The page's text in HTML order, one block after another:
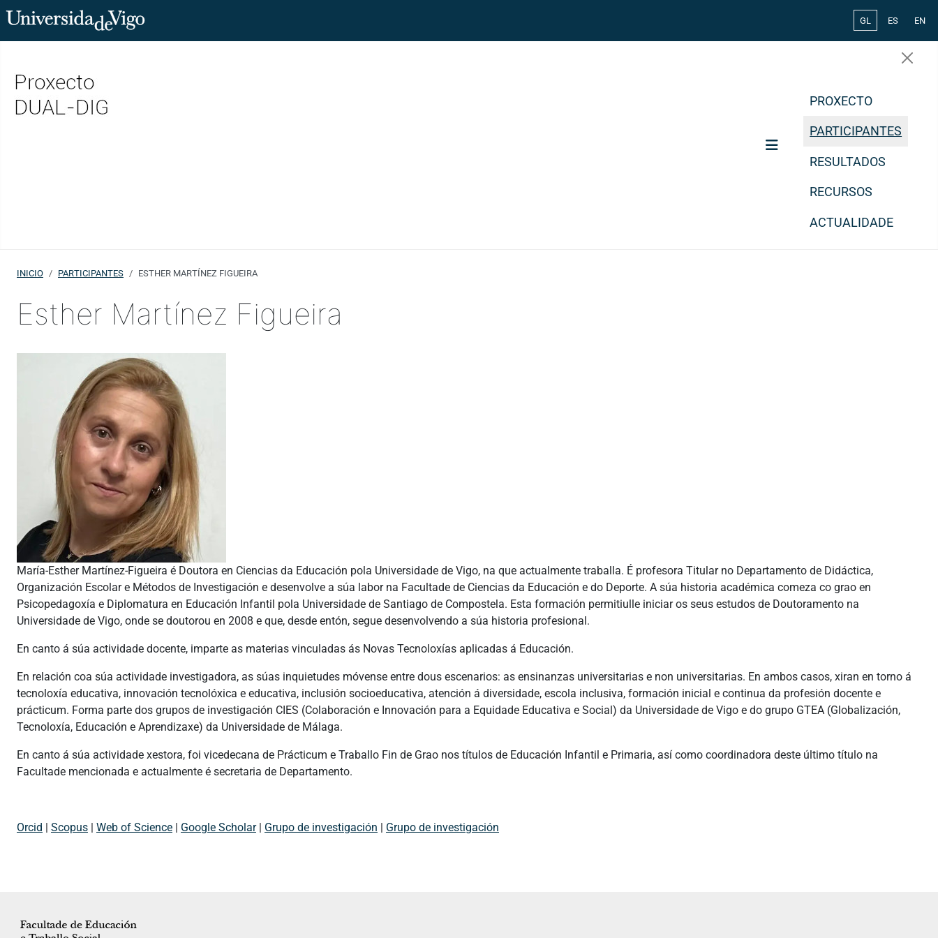
Select your
GL ES EN
PROXECTO
PARTICIPANTES
RESULTADOS
RECURSOS
ACTUALIDADE
INICIO PARTICIPANTES ESTHER MARTÍNEZ FIGUEIRA
Esther Martínez Figueira
María-Esther Martínez-Figueira é Doutora en Ciencias da Educación pola Universidade de Vigo, na que actualmente traballa. É profesora Titular no Departamento de Didáctica,
Organización Escolar e Métodos de Investigación e desenvolve a súa labor na Facultade de Ciencias da Educación e do Deporte. A súa historia académica comeza co grao en
Psicopedagoxía e Diplomatura en Educación Infantil pola Universidade de Santiago de Compostela. Esta formación permitiulle iniciar os seus estudos de Doutoramento na
Universidade de Vigo, onde se doutorou en 2008 e que, desde entón, segue desenvolvendo a súa historia profesional.
En canto á súa actividade docente, imparte as materias vinculadas ás Novas Tecnoloxías aplicadas á Educación.
En relación coa súa actividade investigadora, as súas inquietudes móvense entre dous escenarios: as ensinanzas universitarias e non universitarias. En ambos casos, xiran en torno á
tecnoloxía educativa, innovación tecnolóxica e educativa, inclusión socioeducativa, atención á diversidade, escola inclusiva, formación inicial e continua da profesión docente e
prácticum. Forma parte dos grupos de investigación CIES (Colaboración e Innovación para a Equidade Educativa e Social) da Universidade de Vigo e do grupo GTEA (Globalización,
Tecnoloxía, Educación e Aprendizaxe) da Universidade de Málaga.
En canto á súa actividade xestora, foi vicedecana de Prácticum e Traballo Fin de Grao nos títulos de Educación Infantil e Primaria, así como coordinadora deste último título na
Facultade mencionada e actualmente é secretaria de Departamento.
Orcid Scopus Web of Science Google Scholar| Grupo de investigación Grupo de investigación